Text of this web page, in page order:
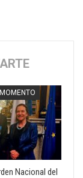
Nacional del